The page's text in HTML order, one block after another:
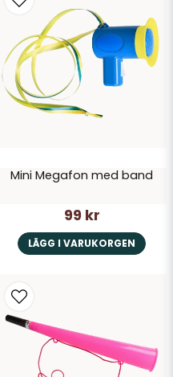
Mini Megafon med band
99 kr
LÄGG I VARUKORGEN